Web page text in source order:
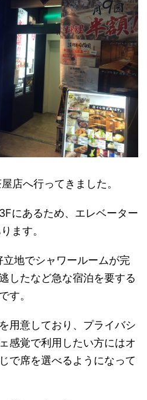
店へ行ってきました。
にあるため、エレベーター
ます。
地でシャワールームが完
したなど急な宿泊を要する
す。
用意しており、プライバシ
感覚で利用したい方にはオ
で席を選べるようになって